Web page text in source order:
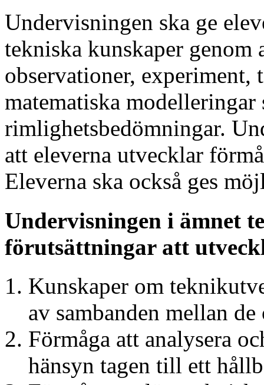
Undervisningen ska ge
tekniska kunskaper genom
observationer, experiment,
matematiska
rimlighetsbedömningar.
att eleverna utvecklar
Eleverna ska också ges
Undervisningen i ämnet
förutsättningar att
Kunskaper om
av sambanden mellan
Förmåga att analysera
hänsyn tagen till ett